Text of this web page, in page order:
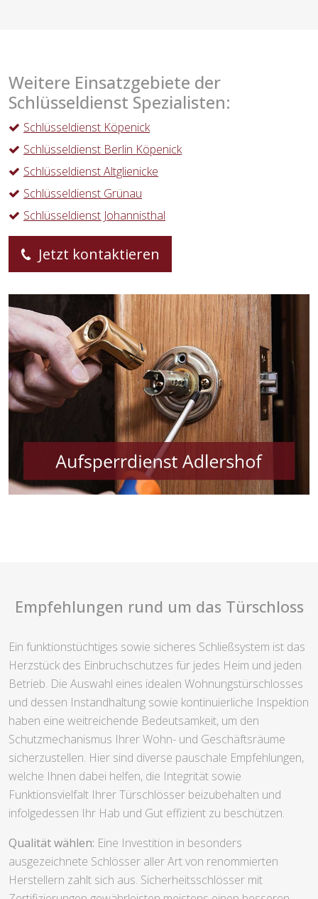
Weitere Einsatzgebiete der
Schlüsseldienst Spezialisten:
Schlüsseldienst Köpenick
Schlüsseldienst Altglienicke
Schlüsseldienst Johannisthal
Jetzt kontaktieren
Empfehlungen rund um das Türschloss
Ein funktionstüchtiges sowie sicheres Schließsystem ist das
Herzstück des Einbruchschutzes für jedes Heim und jeden
Betrieb. Die Auswahl eines idealen Wohnungstürschlosses
und dessen Instandhaltung sowie kontinuierliche Inspektion
haben eine weitreichende Bedeutsamkeit, um den
sicherzustellen. Hier sind diverse pauschale Empfehlungen,
welche Ihnen dabei helfen, die Integrität sowie
Funktionsvielfalt Ihrer Türschlösser beizubehalten und